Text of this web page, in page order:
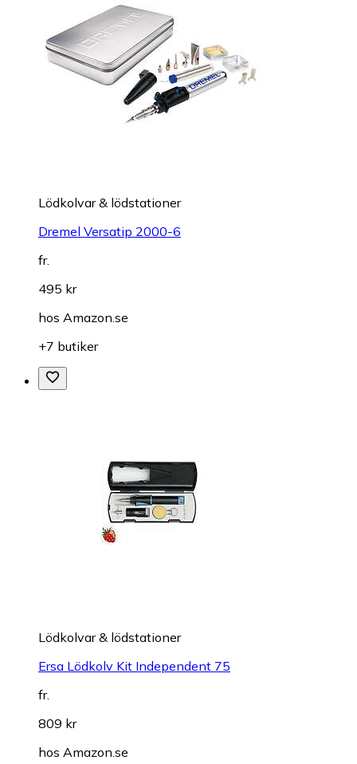
Lödkolvar & lödstationer
Dremel Versatip 2000-6
fr.
495 kr
hos Amazon.se
+7 butiker
Lödkolvar & lödstationer
Ersa Lödkolv Kit Independent 75
fr.
809 kr
hos Amazon.se